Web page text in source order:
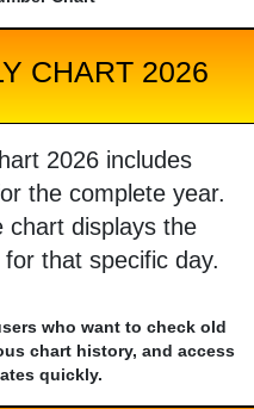
CHART 2026
2026 includes
the complete year.
chart displays the
that specific day.
who want to check old
chart history, and access
quickly.